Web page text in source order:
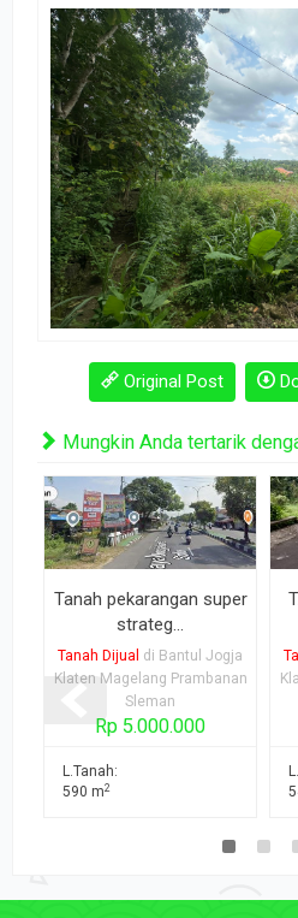
Original Post
Mungkin Anda tertarik
Tanah pekarangan super
strateg...
Tanah Dijual di Bantul Jogja
Klaten Magelang Prambanan
Sleman
Rp 5.000.000
L.Tanah:
590 m2